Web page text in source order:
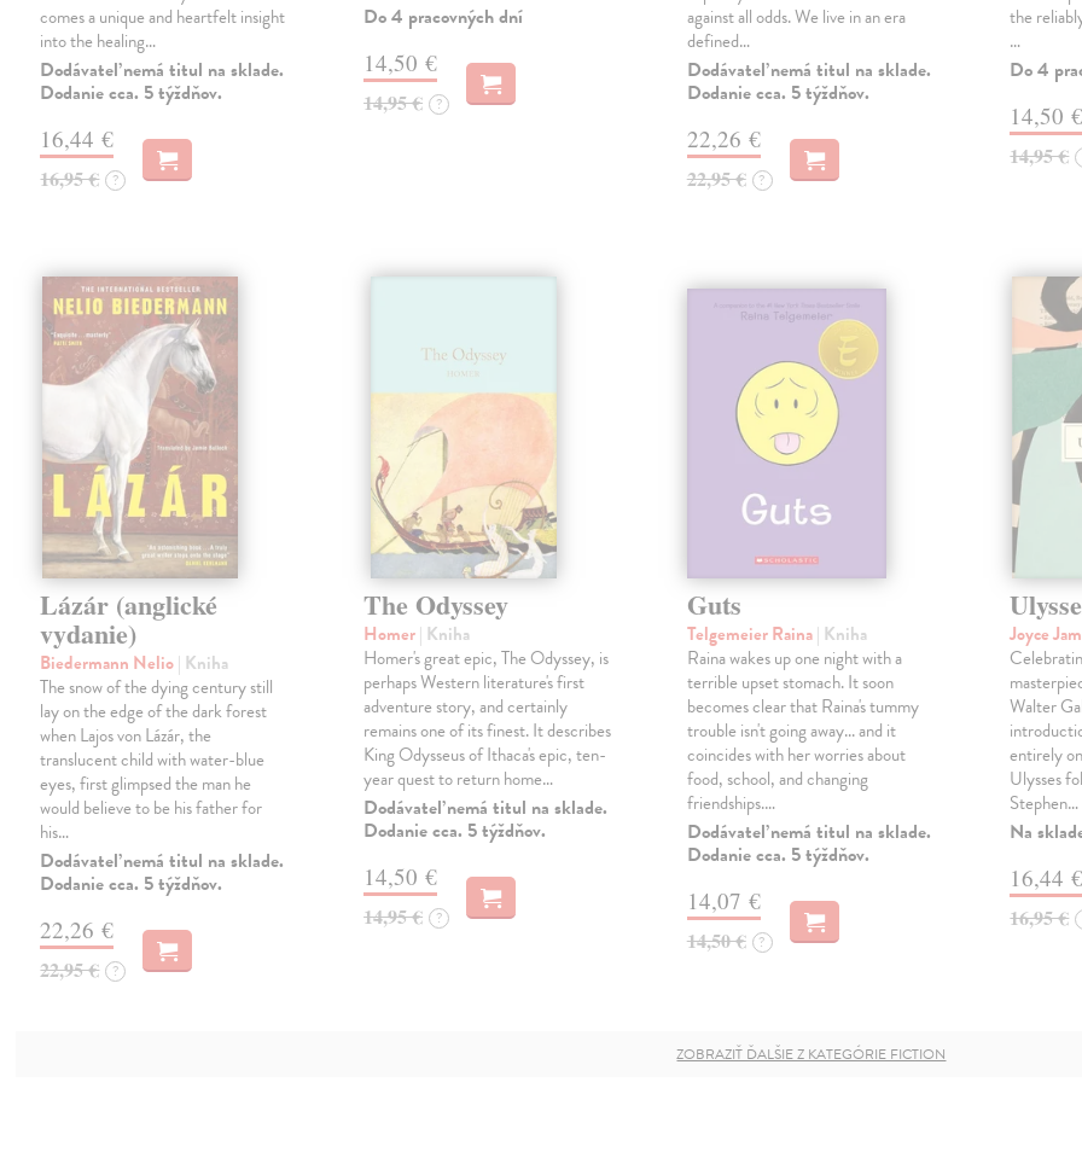
comes a unique and heartfelt insight
into the healing…
Dodávateľ nemá titul na sklade.
Dodanie cca. 5 týždňov.
16,44 €
16,95 € ?
Do 4 pracovných dní
14,50 €
14,95 € ?
against all odds. We live in an era
defined…
Dodávateľ nemá titul na sklade.
Dodanie cca. 5 týždňov.
22,26 €
22,95 € ?
the
…
Do 4
14,50 €
14,95 €
Lázár (anglické
vydanie)
Biedermann Nelio| Kniha
The snow of the dying century still
lay on the edge of the dark forest
when Lajos von Lázár, the
translucent child with water-blue
eyes, first glimpsed the man he
would believe to be his father for
his…
Dodávateľ nemá titul na sklade.
Dodanie cca. 5 týždňov.
22,26 €
22,95 € ?
The Odyssey
Homer| Kniha
Homer's great epic, The Odyssey, is
perhaps Western literature's first
adventure story, and certainly
remains one of its finest. It describes
King Odysseus of Ithaca's epic, ten-
year quest to return home…
Dodávateľ nemá titul na sklade.
Dodanie cca. 5 týždňov.
14,50 €
14,95 € ?
Guts
Telgemeier Raina| Kniha
Raina wakes up one night with a
terrible upset stomach. It soon
becomes clear that Raina's tummy
trouble isn't going away... and it
coincides with her worries about
food, school, and changing
friendships.…
Dodávateľ nemá titul na sklade.
Dodanie cca. 5 týždňov.
14,07 €
14,50 € ?
Joyce
Walter
entirely
Ulysses
Stephen…
Na
16,44 €
16,95 €
ZOBRAZIŤ ĎALŠIE Z KATEGÓRIE FICTION